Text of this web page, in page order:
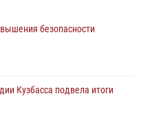
новый федеральный закон о
виновника причинения
безопасности
Кузбасса подвела итоги